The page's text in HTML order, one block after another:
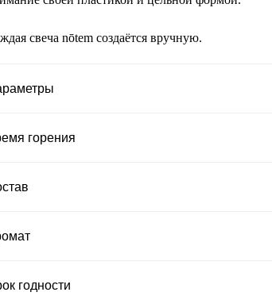
свеча nōtem создаётся вручную.
горения
годности